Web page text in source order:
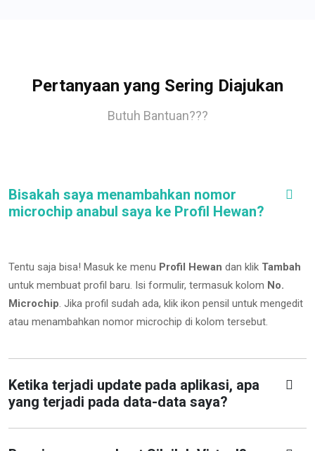
Pertanyaan yang Sering Diajukan
Butuh Bantuan???
Bisakah saya menambahkan nomor
microchip anabul saya ke Profil Hewan?
Tentu saja bisa! Masuk ke menu Profil Hewan dan klik Tambah
untuk membuat profil baru. Isi formulir, termasuk kolom No.
Microchip. Jika profil sudah ada, klik ikon pensil untuk mengedit
atau menambahkan nomor microchip di kolom tersebut.
Ketika terjadi update pada aplikasi, apa
yang terjadi pada data-data saya?